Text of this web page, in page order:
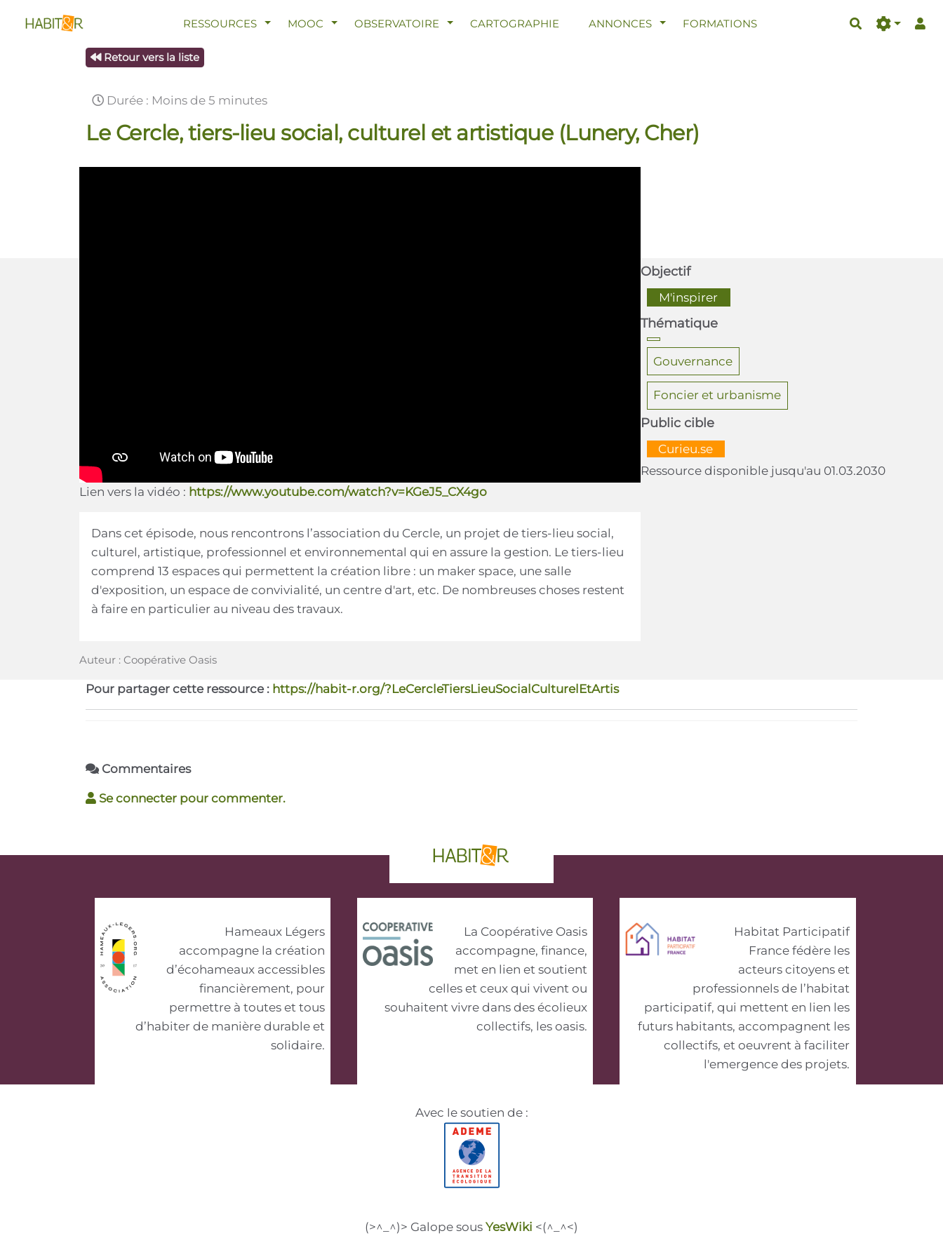
RESSOURCES AFFICHER LE MENU
MOOC AFFICHER LE MENU
OBSERVATOIRE AFFICHER LE MENU
CARTOGRAPHIE ANNONCES AFFICHER LE MENU
FORMATIONS Rechercher
Retour vers la liste
Durée : Moins de 5 minutes
Le Cercle, tiers-lieu social, culturel et artistique (Lunery, Cher)
Lien vers la vidéo : https://www.youtube.com/watch?v=KGeJ5_CX4go
Dans cet épisode, nous rencontrons l’association du Cercle, un projet de tiers-lieu social,
culturel, artistique, professionnel et environnemental qui en assure la gestion. Le tiers-lieu
comprend 13 espaces qui permettent la création libre : un maker space, une salle
d'exposition, un espace de convivialité, un centre d'art, etc. De nombreuses choses restent
à faire en particulier au niveau des travaux.
Auteur : Coopérative Oasis
Objectif
  M'inspirer
Thématique
Gouvernance
Foncier et urbanisme
Public cible
  Curieu.se
Ressource disponible jusqu'au 01.03.2030
Pour partager cette ressource : https://habit-r.org/?LeCercleTiersLieuSocialCulturelEtArtis
Commentaires
Se connecter pour commenter.
phrase d'accroche
Hameaux Légers
accompagne la création
d’écohameaux accessibles
financièrement, pour
permettre à toutes et tous
d’habiter de manière durable et
solidaire.
La Coopérative Oasis
accompagne, finance,
met en lien et soutient
celles et ceux qui vivent ou
souhaitent vivre dans des écolieux
collectifs, les oasis.
Habitat Participatif
France fédère les
acteurs citoyens et
professionnels de l’habitat
participatif, qui mettent en lien les
futurs habitants, accompagnent les
collectifs, et oeuvrent à faciliter
l'emergence des projets.
Avec le soutien de :
(>^_^)> Galope sous YesWiki <(^_^<)